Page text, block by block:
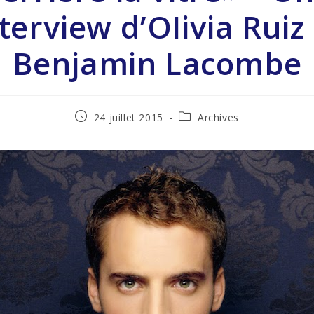
d’OIivia
Benjamin Lacombe
24 juillet 2015 Archives